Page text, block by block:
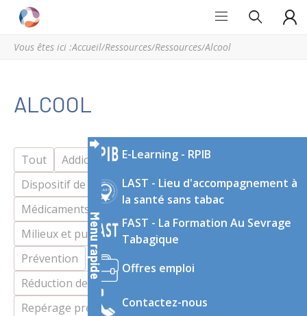
Est
régional
d’expertise
addictologie
du
Grand
Est
Menu rapide
E-Learning - RPIB
LAST - Lieu d'accompagnement à
la santé sans tabac
FAST - La Formation Au Sevrage
Tabagique
Offres emploi
Contactez-nous
Vous êtes ici :Accueil/Ressources/Ressources/Alcool
ALCOOL
Tout Addiction sans substance
Alcool
Dispositif de soin, d’accompagnement
Médicaments/Médicaments détournés
Milieux et publics
Politiques publiques
Prévention
Réduction des risques et des dommages
Repérage précoce et intervention brève